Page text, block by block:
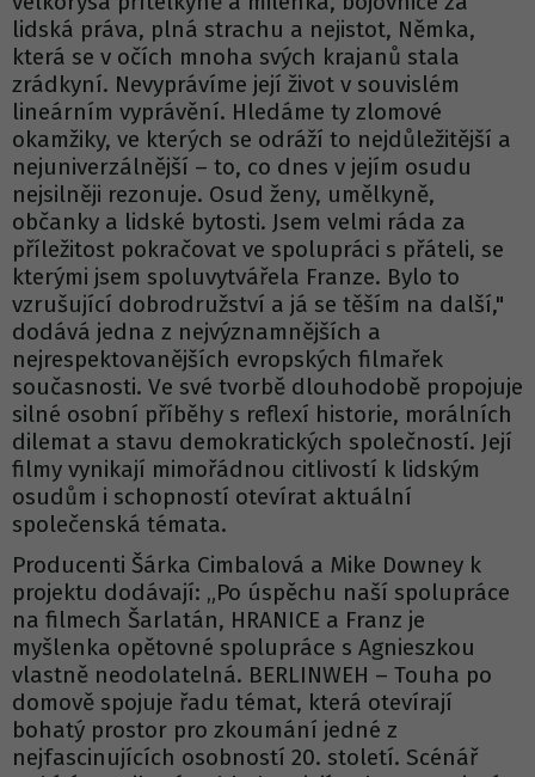
lidská práva, plná strachu a nejistot, Němka,
která se v očích mnoha svých krajanů stala
zrádkyní. Nevyprávíme její život v souvislém
lineárním vyprávění. Hledáme ty zlomové
okamžiky, ve kterých se odráží to nejdůležitější a
nejuniverzálnější – to, co dnes v jejím osudu
nejsilněji rezonuje. Osud ženy, umělkyně,
občanky a lidské bytosti. Jsem velmi ráda za
příležitost pokračovat ve spolupráci s přáteli, se
kterými jsem spoluvytvářela Franze. Bylo to
vzrušující dobrodružství a já se těším na další,"
dodává jedna z nejvýznamnějších a
nejrespektovanějších evropských filmařek
současnosti. Ve své tvorbě dlouhodobě propojuje
silné osobní příběhy s reflexí historie, morálních
dilemat a stavu demokratických společností. Její
filmy vynikají mimořádnou citlivostí k lidským
osudům i schopností otevírat aktuální
společenská témata.
Producenti Šárka Cimbalová a Mike Downey k
projektu dodávají: „Po úspěchu naší spolupráce
na filmech Šarlatán, HRANICE a Franz je
myšlenka opětovné spolupráce s Agnieszkou
vlastně neodolatelná. BERLINWEH – Touha po
domově spojuje řadu témat, která otevírají
bohatý prostor pro zkoumání jedné z
nejfascinujících osobností 20. století. Scénář